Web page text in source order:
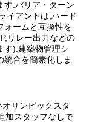
す.バリア・ターン
イアントは,ハード
ォームと互換性を
リレー出力などの
す).建築物管理シ
統合を簡素化しま
オリンピックスタ
加スタッフなしで